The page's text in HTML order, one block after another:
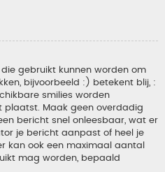
gebruikt kunnen worden om
bijvoorbeeld :) betekent blij, :
smilies worden
plaatst. Maak geen overdadig
bericht snel onleesbaar, wat er
je bericht aanpast of heel je
kan ook een maximaal aantal
mag worden, bepaald